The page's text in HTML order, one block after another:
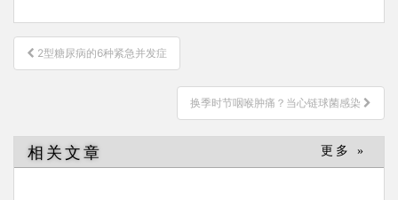
文
章
2型糖尿病的6种紧急并发症
换季时节咽喉肿痛？当心链球菌感染
相关文章 更多 »